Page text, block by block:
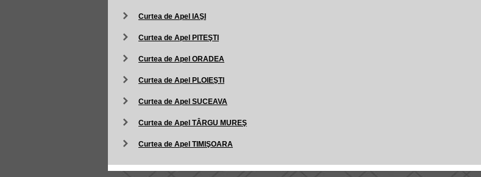
Curtea de Apel IAŞI
Curtea de Apel PITEŞTI
Curtea de Apel ORADEA
Curtea de Apel PLOIEŞTI
Curtea de Apel SUCEAVA
Curtea de Apel TÂRGU MUREŞ
Curtea de Apel TIMIŞOARA